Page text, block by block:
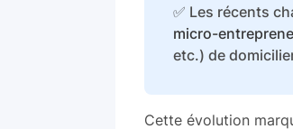
✅ Les récents
micro-
etc.) de
Cette évolution